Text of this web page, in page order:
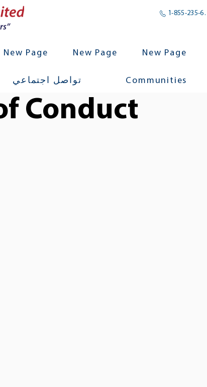
1-855-235-
New Page New Page New Page
تواصل اجتماعي Communities
Conduct